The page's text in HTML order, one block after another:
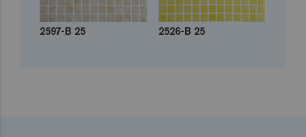
2597-B 25 2526-B 25